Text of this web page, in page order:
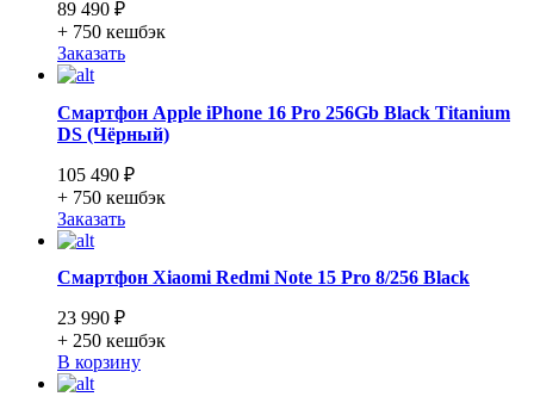
89 490 ₽
+ 750 кешбэк
Заказать
Смартфон Apple iPhone 16 Pro 256Gb Black Titanium
DS (Чёрный)
105 490 ₽
+ 750 кешбэк
Заказать
Смартфон Xiaomi Redmi Note 15 Pro 8/256 Black
23 990 ₽
+ 250 кешбэк
В корзину